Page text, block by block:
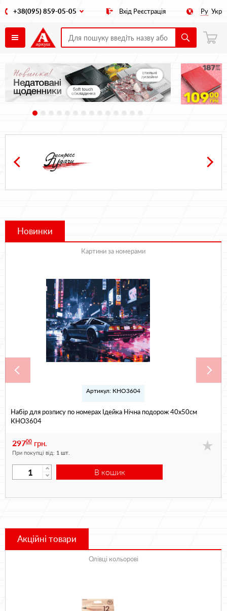
+38(095) 859-05-05 Ру Укр
Вхід Реєстрація
Новинки
Картини за номерами
Артикул: КНО3604
Набір для розпису по номерах Ідейка Нічна подорож 40х50см
КНО3604
29700 грн.
При покупці від: 1 шт.
В кошик
Акційні товари
Олівці кольорові